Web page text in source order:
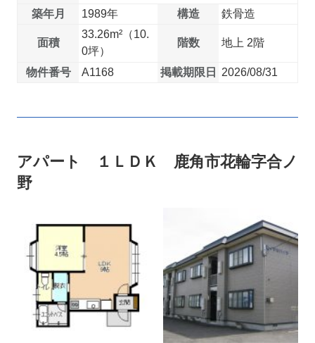
築年月
1989年 構造 鉄骨造
面積
33.26m²（10.
0坪）
階数 地上 2階
物件番号 A1168 掲載期限日 2026/08/31
アパート １ＬＤＫ 鹿角市花輪字合ノ
野